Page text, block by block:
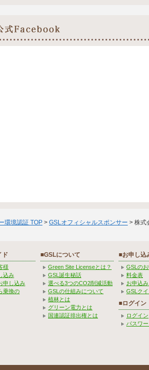
環境認証 TOP > GSLオフィシャルスポンサー > 株式
ド
様
込み
申し込み
乗換の
■GSLについて
Green Site Licenseとは？
GSL誕生秘話
選べる3つのCO2削減活動
GSLの仕組みについて
植林とは
グリーン電力とは
国連認証排出権とは
■お申し込
GSLの
料金表
お申込
GSLク
■ログイン
ログイン
パスワ